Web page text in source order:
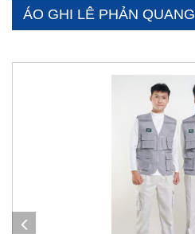
ÁO GHI LÊ PHẢN QUANG